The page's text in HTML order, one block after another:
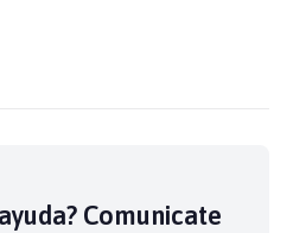
Comunicate